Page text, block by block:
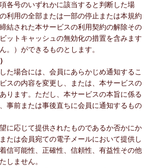
各号のいずれかに該当すると判断した場
利用の全部または一部の停止または本規約
結された本サービスの利用契約の解除その
ットキャッシュの無効化の措置を含みます
。）ができるものとします。
た場合には、会員にあらかじめ通知するこ
スの内容を変更し、または、本サービスの
ります。ただし、本サービスの本旨に係る
事前または事後直ちに会員に通知するもの
に応じて提供されたものであるか否かにか
たは会員宛ての電子メールにおいて提供し
信可能性、正確性、信頼性、有益性その他
しません。